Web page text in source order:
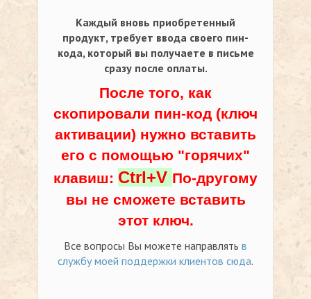
Каждый вновь приобретенный
продукт, требует ввода своего пин-
кода, который вы получаете в письме
сразу после оплаты.
После того, как
скопировали пин-код (ключ
активации) нужно вставить
его с помощью "горячих"
клавиш: Ctrl+V По-другому
вы не сможете вставить
этот ключ.
Все вопросы Вы можете направлять в
службу моей поддержки клиентов сюда.